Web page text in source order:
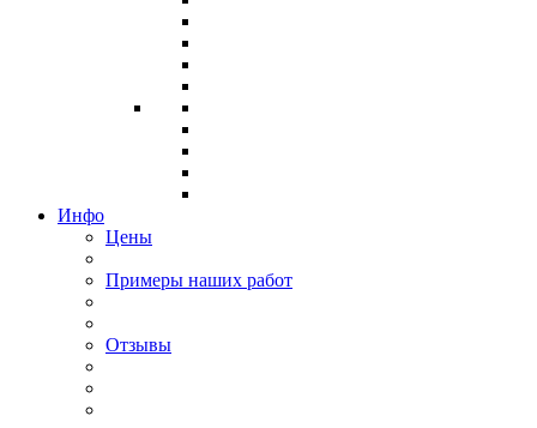
Инфо
Цены
Примеры наших работ
Отзывы